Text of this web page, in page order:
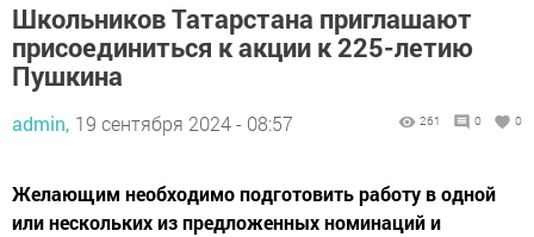
Школьников Татарстана приглашают
присоединиться к акции к 225-летию
Пушкина
admin, 19 сентября 2024 - 08:57 261 0 0
Желающим необходимо подготовить работу в одной
или нескольких из предложенных номинаций и